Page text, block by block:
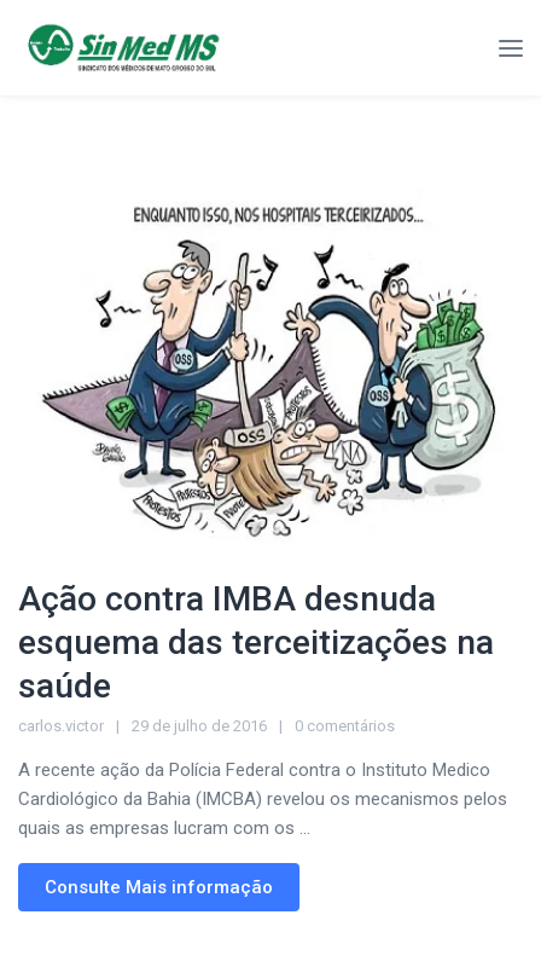
Ação contra IMBA desnuda
esquema das terceitizações na
saúde
carlos.victor 29 de julho de 2016 0 comentários
A recente ação da Polícia Federal contra o Instituto Medico
Cardiológico da Bahia (IMCBA) revelou os mecanismos pelos
quais as empresas lucram com os ...
Consulte Mais informação